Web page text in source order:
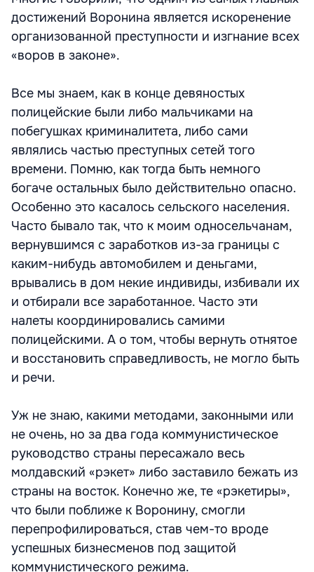
достижений Воронина является искоренение
организованной преступности и изгнание всех
«воров в законе».
Все мы знаем, как в конце девяностых
полицейские были либо мальчиками на
побегушках криминалитета, либо сами
являлись частью преступных сетей того
времени. Помню, как тогда быть немного
богаче остальных было действительно опасно.
Особенно это касалось сельского населения.
Часто бывало так, что к моим односельчанам,
вернувшимся с заработков из-за границы с
каким-нибудь автомобилем и деньгами,
врывались в дом некие индивиды, избивали их
и отбирали все заработанное. Часто эти
налеты координировались самими
полицейскими. А о том, чтобы вернуть отнятое
и восстановить справедливость, не могло быть
и речи.
Уж не знаю, какими методами, законными или
не очень, но за два года коммунистическое
руководство страны пересажало весь
молдавский «рэкет» либо заставило бежать из
страны на восток. Конечно же, те «рэкетиры»,
что были поближе к Воронину, смогли
перепрофилироваться, став чем-то вроде
успешных бизнесменов под защитой
коммунистического режима.